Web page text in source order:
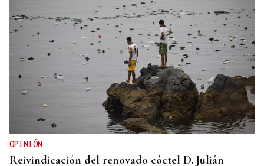
OPINIÓN
Reivindicación del renovado cóctel D. Julián